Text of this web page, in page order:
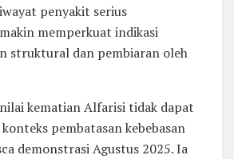
penyakit serius
memperkuat indikasi
struktural dan pembiaran oleh
kematian Alfarisi tidak dapat
pembatasan kebebasan
demonstrasi Agustus 2025. Ia